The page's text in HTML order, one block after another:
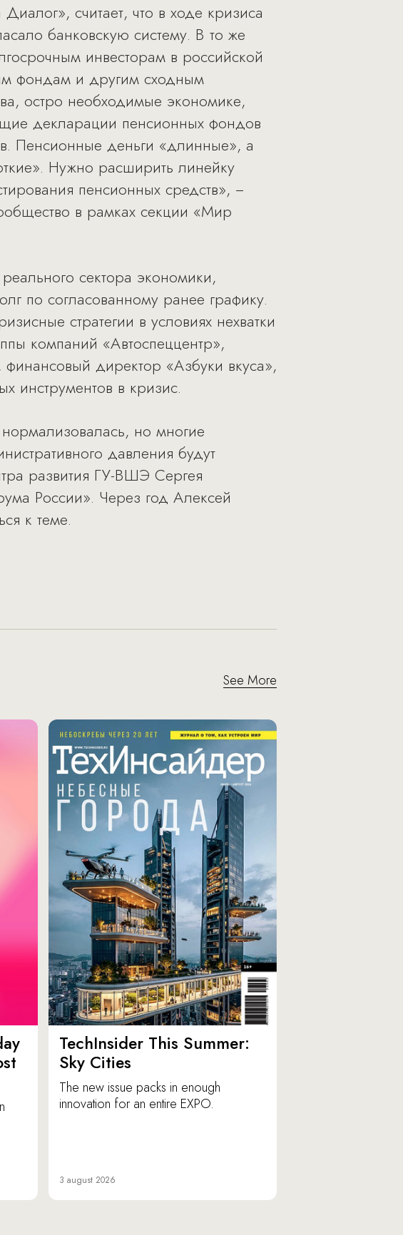
считает, что в ходе кризиса
банковскую систему. В то же
инвесторам в российской
фондам и другим сходным
остро необходимые экономике,
декларации пенсионных фондов
Пенсионные деньги «длинные», а
Нужно расширить линейку
пенсионных средств», −
в рамках секции «Мир
сектора экономики,
по согласованному ранее графику.
стратегии в условиях нехватки
компаний «Автоспеццентр»,
финансовый директор «Азбуки вкуса»,
инструментов в кризис.
но многие
давления будут
развития ГУ-ВШЭ Сергея
России». Через год Алексей
к теме.
See More
TechInsider This Summer:
Sky Cities
The new issue packs in enough
innovation for an entire EXPO.
3 august 2026